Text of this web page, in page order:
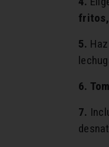
fritos,
5.
6.
7.